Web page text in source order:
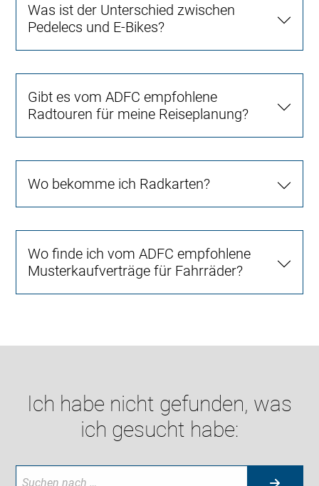
Was ist der Unterschied zwischen
Pedelecs und E-Bikes?
Gibt es vom ADFC empfohlene
Radtouren für meine Reiseplanung?
Wo bekomme ich Radkarten?
Wo finde ich vom ADFC empfohlene
Musterkaufverträge für Fahrräder?
Ich habe nicht gefunden, was
ich gesucht habe: